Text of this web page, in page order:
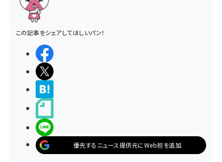
この記事をシェアしてほしいパン！
優先するニュース提供元にWeb担を追加